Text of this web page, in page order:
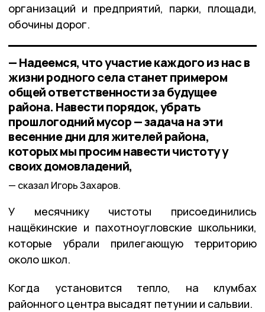
организаций и предприятий, парки, площади,
обочины дорог.
— Надеемся, что участие каждого из нас в
жизни родного села станет примером
общей ответственности за будущее
района. Навести порядок, убрать
прошлогодний мусор — задача на эти
весенние дни для жителей района,
которых мы просим навести чистоту у
своих домовладений,
сказал Игорь Захаров.
У месячнику чистоты присоединились
нащёкинские и пахотноугловские школьники,
которые убрали прилегающую территорию
около школ.
Когда установится тепло, на клумбах
районного центра высадят петунии и сальвии.